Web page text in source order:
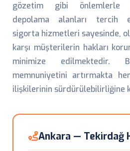
gözetim gibi önlemlerle
depolama alanları tercih
sigorta hizmetleri sayesinde,
karşı müşterilerin hakları
minimize edilmektedir.
memnuniyetini artırmakta
ilişkilerinin sürdürülebilirliğine
Ankara — Tekirdağ